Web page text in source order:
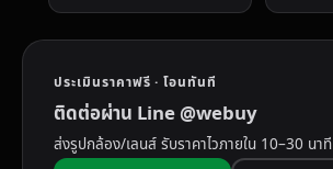
ประเมินราคาฟรี · โอนทันที
ติดต่อผ่าน Line @webuy
ส่งรูปกล้อง/เลนส์ รับราคาไวภายใน 10–30 นาที